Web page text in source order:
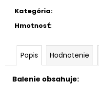
Kategória:
Hmotnosť:
Popis Hodnotenie
Balenie obsahuje: